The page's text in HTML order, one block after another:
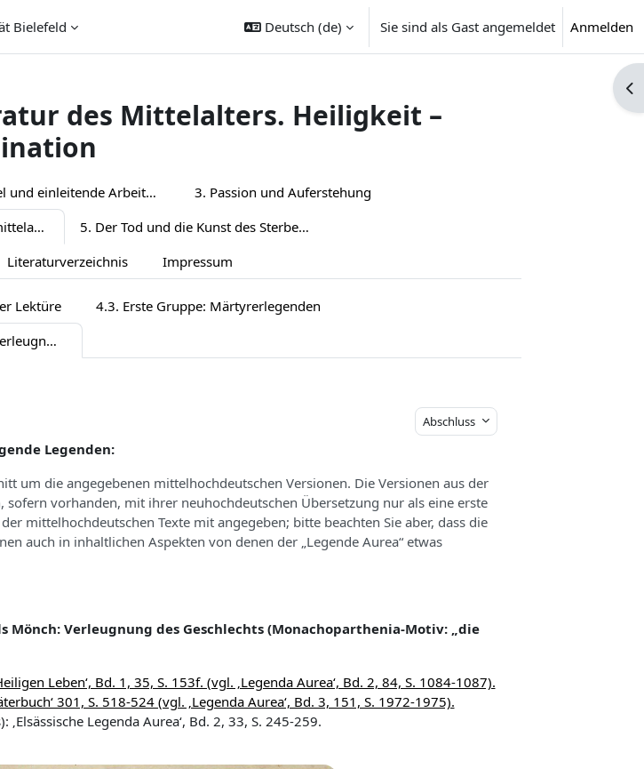
Bielefeld Deutsch ‎(de)‎ Sie sind als Gast angemeldet Anmelden
des Mittelalters. Heiligkeit –
2. Hilfsmittel und einleitende Arbeitsaufträge
3. Passion und Auferstehung
4. Heiligkeit und Geschlecht: mittelalterliche Heiligenlegenden
5. Der Tod und die Kunst des Sterbens
Literaturverzeichnis Impressum
Lektüre
4.3. Erste Gruppe: Märtyrerlegenden
4.4. Zweite Gruppe: Selbstverleugnung als Askese
Abschluss
Legenden:
um die angegebenen mittelhochdeutschen Versionen. Die Versionen aus der
sofern vorhanden, mit ihrer neuhochdeutschen Übersetzung nur als eine erste
mittelhochdeutschen Texte mit angegeben; bitte beachten Sie aber, dass die
auch in inhaltlichen Aspekten von denen der „Legende Aurea“ etwas
Mönch: Verleugnung des Geschlechts (Monachoparthenia-Motiv: „die
Leben‘, Bd. 1, 35, S. 153f. (vgl. ‚Legenda Aurea‘, Bd. 2, 84, S. 1084-1087).
301, S. 518-524 (vgl. ‚Legenda Aurea‘, Bd. 3, 151, S. 1972-1975).
‚Elsässische Legenda Aurea‘, Bd. 2, 33, S. 245-259.